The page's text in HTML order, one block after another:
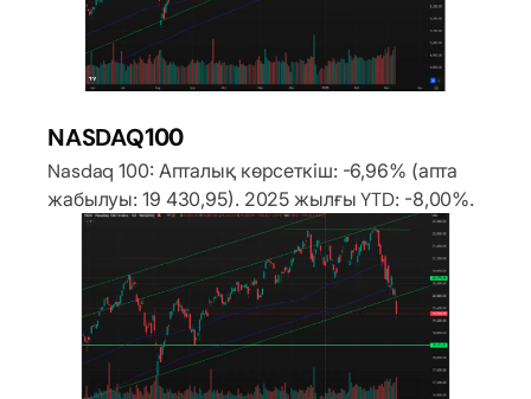
NASDAQ100
Nasdaq 100: Апталық көрсеткіш: -6,96% (апта
жабылуы: 19 430,95). 2025 жылғы YTD: -8,00%.